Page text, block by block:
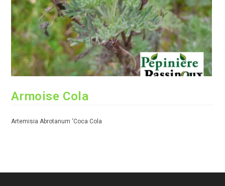
Armoise Cola
Artemisia Abrotanum ‘Coca Cola